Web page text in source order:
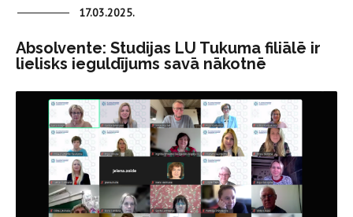
17.03.2025.
Absolvente: Studijas LU Tukuma filiālē ir
lielisks ieguldījums savā nākotnē